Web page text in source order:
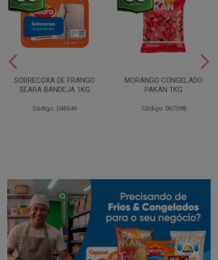
SOBRECOXA DE FRANGO
SEARA BANDEJA 1KG
Código: 046346
MORANGO CONGELADO
PAKAN 1KG
Código: 067398